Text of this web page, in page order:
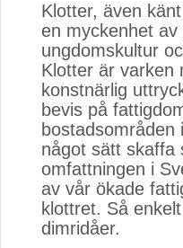
Klotter, även
en myckenhet
ungdomskultur
Klotter är varken
konstnärlig
bevis på
något sätt skaffa
omfattningen i
av vår ökade
klottret. Så
dimridåer.